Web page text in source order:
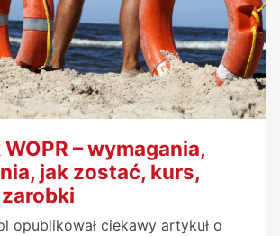
– wymagania,
jak zostać, kurs,
opublikował ciekawy artykuł o